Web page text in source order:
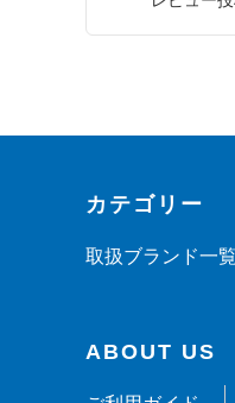
カテゴリー
取扱ブランド一覧
ABOUT US